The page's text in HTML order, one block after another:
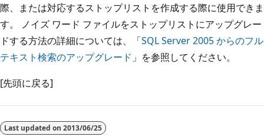
際、または対応するストップリストを作成する際に使用できま
す。 ノイズ ワード ファイルをストップリストにアップグレー
ドする方法の詳細については、「SQL Server 2005 からのフル
テキスト検索のアップグレード 」を参照してください。
[先頭に戻る]
Last updated on 2013/06/25